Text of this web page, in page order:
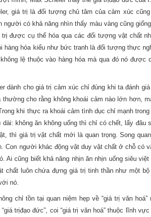
giá trị là đối tượng chủ tâm của cảm xúc
người có khả năng nhìn thấy màu vàng cũng
trị được cụ thể hóa qua các đối tượng vật chất
hàng hóa kiểu như bức tranh là đối tượng thực
lệ thuộc vào hàng hóa mà qua đó nóđược
dành chogiá trị cảm xúc chỉ đúng khi ta đánh giá
cho rằng không khoái cảm nào lớn hơn,
khi thực ra khoái cảm tình dục chỉ mạnh
không ăn không uống thì chỉ có chết, lấy đâu
thì giá trị vật chất mới là quan trọng. Song
Con người khác động vật duy vật chất ở chỗ có
Ai cũng biết khả năng nhịn ăn nhịn uống siêu
chất luôn chứa đựng giá trị tinh thần như một bộ
nó.
chỉ tồn tại quan niệm hẹp về “giá trị văn hoá”
giá trịđạo đức”, coi“giá trị văn hoá” thuộc lĩnh